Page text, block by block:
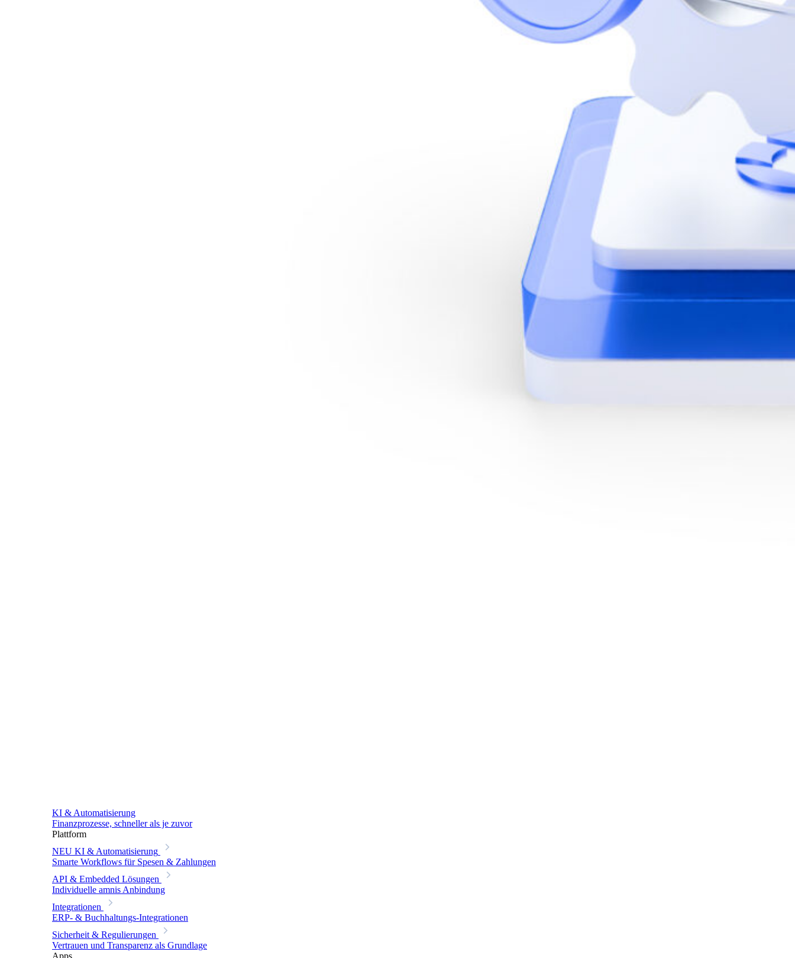
KI & Automatisierung
Finanzprozesse, schneller als je zuvor
Plattform
NEU KI & Automatisierung
Smarte Workflows für Spesen & Zahlungen
API & Embedded Lösungen
Individuelle amnis Anbindung
Integrationen
ERP- & Buchhaltungs-Integrationen
Sicherheit & Regulierungen
Vertrauen und Transparenz als Grundlage
Apps